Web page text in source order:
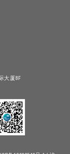
大厦8F